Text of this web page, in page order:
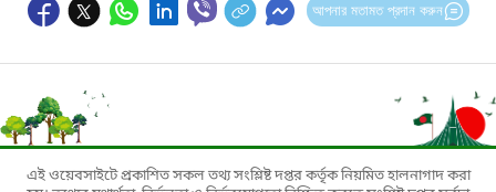
আপনার মতামত প্রদান করুন
এই ওয়েবসাইটে প্রকাশিত সকল তথ্য সংশ্লিষ্ট দপ্তর কর্তৃক নিয়মিত হালনাগাদ করা